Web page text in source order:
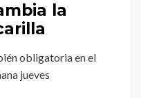
la
obligatoria en el
jueves